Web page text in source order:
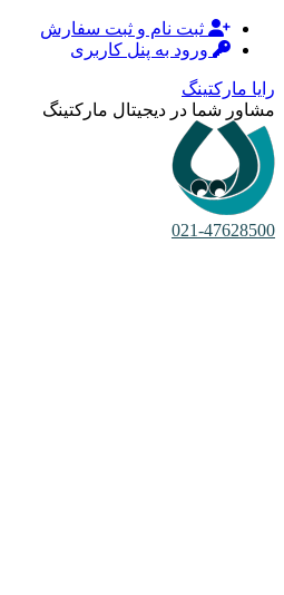
ثبت نام و ثبت سفارش
ورود به پنل کاربری
رایا مارکتینگ
مشاور شما در دیجیتال مارکتینگ
021-47628500